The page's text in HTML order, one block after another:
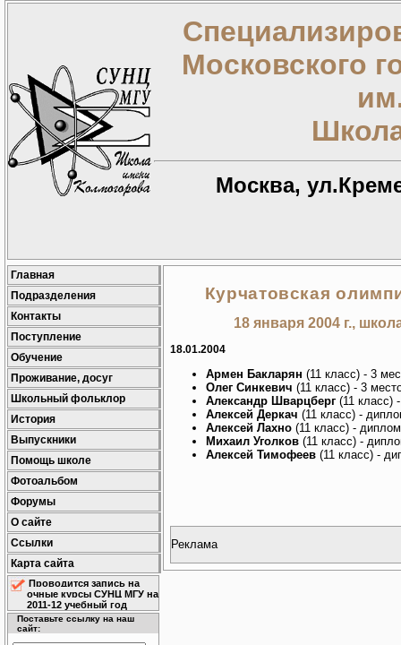
Московского
Москва,
Главная
Подразделения
Контакты
Поступление
Обучение
Проживание, досуг
Школьный фольклор
История
Выпускники
Помощь школе
Фотоальбом
Форумы
О сайте
Ссылки
Карта сайта
Проводится запись на
очные курсы СУНЦ МГУ на
2011-12 учебный год
Поставьте ссылку на наш
сайт:
Курчатовская
18 января 2004 г.,
18.01.2004
Армен Бакларян (11 класс) - 3
Олег Синкевич (11 класс) - 3
Александр Шварцберг (11 класс)
Алексей Деркач (11 класс) -
Алексей Лахно (11 класс) -
Михаил Уголков (11 класс) -
Алексей Тимофеев (11 класс) -
Реклама